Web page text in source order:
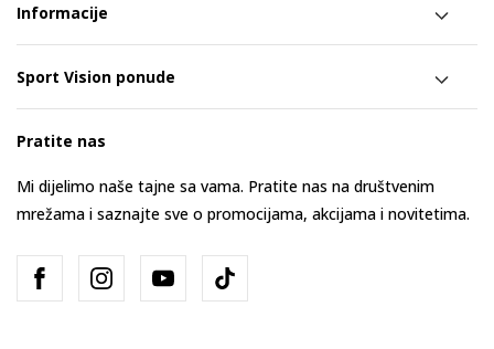
Informacije
Sport Vision ponude
Pratite nas
Mi dijelimo naše tajne sa vama. Pratite nas na društvenim
mrežama i saznajte sve o promocijama, akcijama i novitetima.